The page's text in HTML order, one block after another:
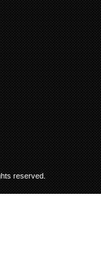
reserved.